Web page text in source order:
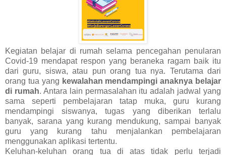
Kegiatan belajar di rumah selama pencegahan penularan
Covid-19 mendapat respon yang beraneka ragam baik itu
dari guru, siswa, atau pun orang tua nya. Terutama dari
orang tua yang kewalahan mendampingi anaknya belajar
di rumah. Antara lain permasalahan itu adalah jadwal yang
sama seperti pembelajaran tatap muka, guru kurang
mendampingi siswanya, tugas yang diberikan terlalu
banyak, sarana yang kurang mendukung, sampai banyak
guru yang kurang tahu menjalankan pembelajaran
menggunakan aplikasi tertentu.
Keluhan-keluhan orang tua di atas tidak perlu terjadi